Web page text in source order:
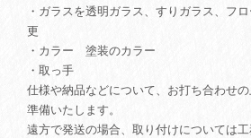
・ガラスを透明ガラス、すりガラス、フ
更
・カラー 塗装のカラー
・取っ手
仕様や納品などについて、お打ち合わせ
準備いたします。
遠方で発送の場合、取り付けについては